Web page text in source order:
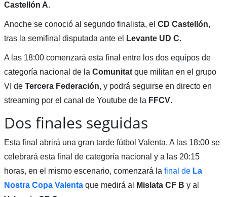
Castellón A.
Anoche se conoció al segundo finalista, el CD Castellón,
tras la semifinal disputada ante el
Levante UD C.
A las 18:00 comenzará esta final entre los dos equipos de
categoría nacional de la Comunitatque militan en el grupo
VI de Tercera Federación, y podrá seguirse en directo en
streaming por el canal de Youtube de la FFCV.
Dos finales seguidas
Esta final abrirá una gran tarde fútbol Valenta. A las 18:00 se
celebrará esta final de categoría nacional y a las 20:15
horas, en el mismo escenario, comenzará la final de La
Nostra Copa Valenta que medirá al Mislata CF B y al